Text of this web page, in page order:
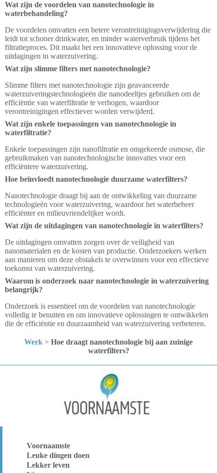
Wat zijn de voordelen van nanotechnologie in
waterbehandeling?
De voordelen omvatten een betere verontreinigingsverwijdering die
leidt tot schoner drinkwater, en minder waterverbruik tijdens het
filtratieproces. Dit maakt het een innovatieve oplossing voor de
uitdagingen in waterzuivering.
Wat zijn slimme filters met nanotechnologie?
Slimme filters met nanotechnologie zijn geavanceerde
waterzuiveringstechnologieën die nanodeeltjes gebruiken om de
efficiëntie van waterfiltratie te verhogen, waardoor
verontreinigingen effectiever worden verwijderd.
Wat zijn enkele toepassingen van nanotechnologie in
waterfiltratie?
Enkele toepassingen zijn nanofiltratie en omgekeerde osmose, die
gebruikmaken van nanotechnologische innovaties voor een
efficiëntere waterzuivering.
Hoe beïnvloedt nanotechnologie duurzame waterfilters?
Nanotechnologie draagt bij aan de ontwikkeling van duurzame
technologieën voor waterzuivering, waardoor het waterbeheer
efficiënter en milieuvriendelijker wordt.
Wat zijn de uitdagingen van nanotechnologie in waterfilters?
De uitdagingen omvatten zorgen over de veiligheid van
nanomaterialen en de kosten van productie. Onderzoekers werken
aan manieren om deze obstakels te overwinnen voor een effectieve
toekomst van waterzuivering.
Waarom is onderzoek naar nanotechnologie in waterzuivering
belangrijk?
Onderzoek is essentieel om de voordelen van nanotechnologie
volledig te benutten en om innovatieve oplossingen te ontwikkelen
die de efficiëntie en duurzaamheid van waterzuivering verbeteren.
Werk > Hoe draagt nanotechnologie bij aan zuinige
waterfilters?
Voornaamste
Leuke dingen doen
Lekker leven